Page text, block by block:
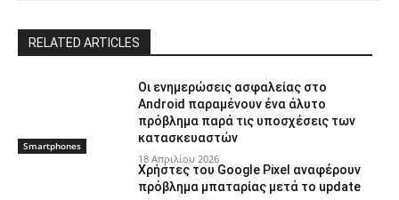
RELATED ARTICLES
Smartphones
Οι ενημερώσεις ασφαλείας στο
Android παραμένουν ένα άλυτο
πρόβλημα παρά τις υποσχέσεις των
κατασκευαστών
18 Απριλίου 2026
Χρήστες του Google Pixel αναφέρουν
πρόβλημα μπαταρίας μετά το update